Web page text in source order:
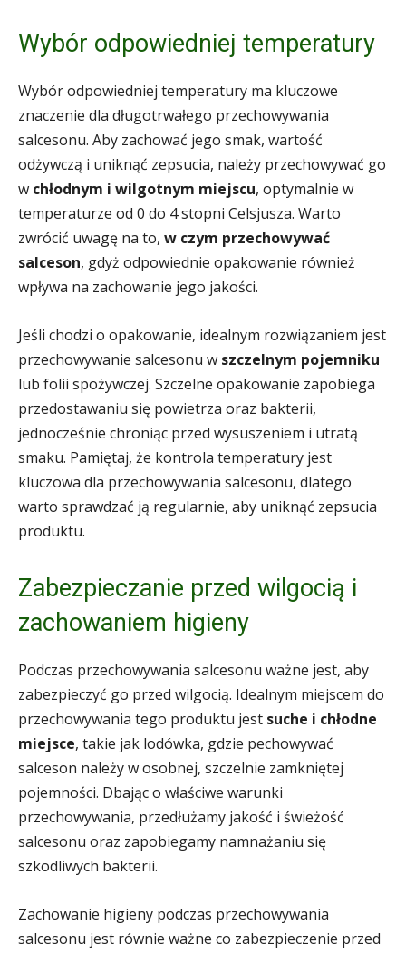
Wybór odpowiedniej temperatury
Wybór odpowiedniej temperatury ma kluczowe
znaczenie dla długotrwałego przechowywania
salcesonu. Aby zachować jego smak, wartość
odżywczą i uniknąć zepsucia, należy przechowywać go
w chłodnym i wilgotnym miejscu, optymalnie w
temperaturze od 0 do 4 stopni Celsjusza. Warto
zwrócić uwagę na to, w czym przechowywać
salceson, gdyż odpowiednie opakowanie również
wpływa na zachowanie jego jakości.
Jeśli chodzi o opakowanie, idealnym rozwiązaniem jest
przechowywanie salcesonu w szczelnym pojemniku
lub folii spożywczej. Szczelne opakowanie zapobiega
przedostawaniu się powietrza oraz bakterii,
jednocześnie chroniąc przed wysuszeniem i utratą
smaku. Pamiętaj, że kontrola temperatury jest
kluczowa dla przechowywania salcesonu, dlatego
warto sprawdzać ją regularnie, aby uniknąć zepsucia
produktu.
Zabezpieczanie przed wilgocią i
zachowaniem higieny
Podczas przechowywania salcesonu ważne jest, aby
zabezpieczyć go przed wilgocią. Idealnym miejscem do
przechowywania tego produktu jest suche i chłodne
miejsce, takie jak lodówka, gdzie pechowywać
salceson należy w osobnej, szczelnie zamkniętej
pojemności. Dbając o właściwe warunki
przechowywania, przedłużamy jakość i świeżość
salcesonu oraz zapobiegamy namnażaniu się
szkodliwych bakterii.
Zachowanie higieny podczas przechowywania
salcesonu jest równie ważne co zabezpieczenie przed